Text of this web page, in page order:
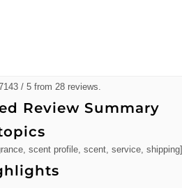
/ 5 from 28 reviews.
Review Summary
scent profile, scent, service, shipping].